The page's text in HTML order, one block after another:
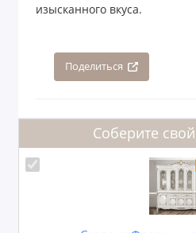
изысканного вкуса.
Поделиться
Соберите